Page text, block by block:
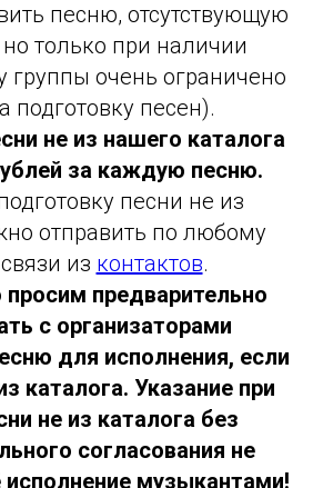
песню, отсутствующую
но только при наличии
группы очень ограничено
подготовку песен).
не из нашего каталога
за каждую песню.
песни не из
отправить по любому
из контактов.
просим предварительно
с организаторами
для исполнения, если
каталога. Указание при
не из каталога без
согласования не
исполнение музыкантами!